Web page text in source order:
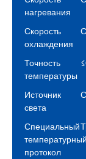
нагревания
Скорость
охлаждения
Точность
температуры
Источник
света
Специальный
температурный
протокол